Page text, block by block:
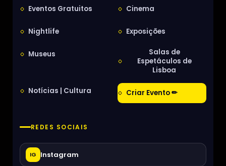
Eventos Gratuitos Cinema
Nightlife Exposições
Museus
Salas de
Espetáculos de
Lisboa
Notícias | Cultura Criar Evento ✏
REDES SOCIAIS
IG Instagram